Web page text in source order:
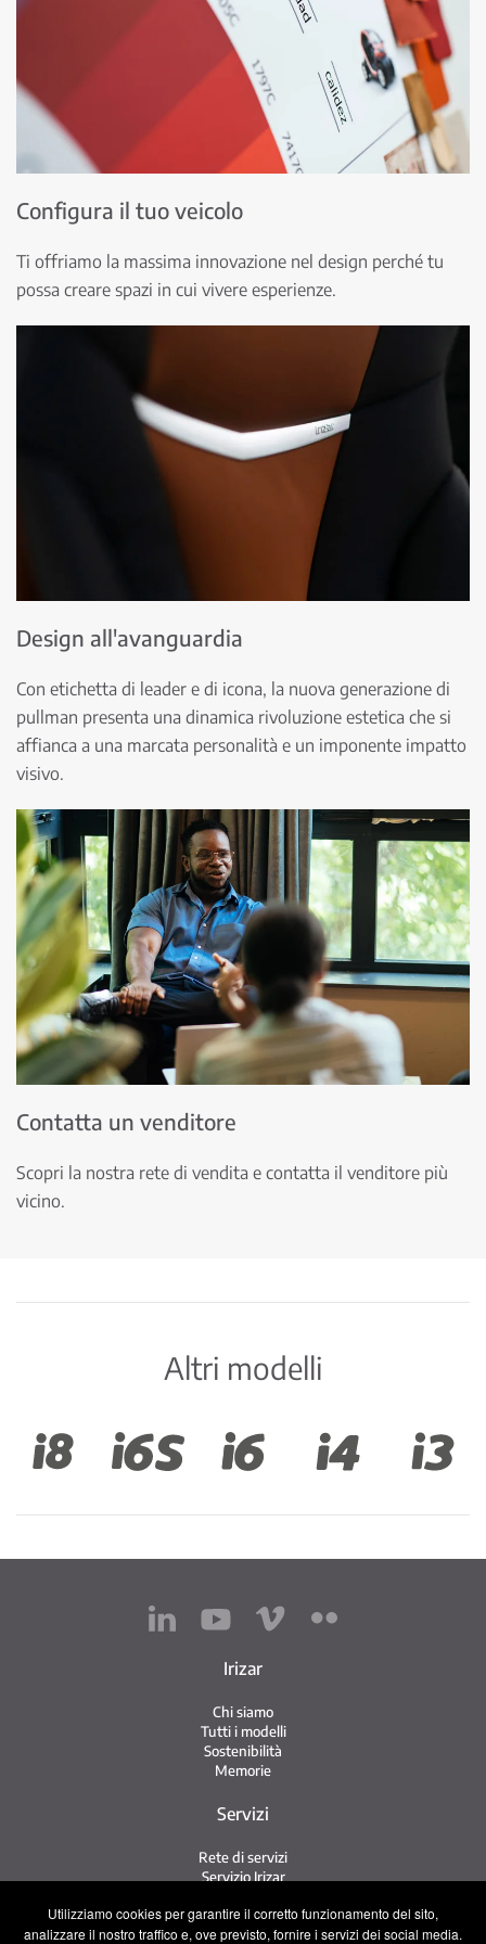
Utilizziamo cookies per garantire il corretto funzionamento del sito,
analizzare il nostro traffico e, ove previsto, fornire i servizi dei social media.
Configura il tuo veicolo
Ti offriamo la massima innovazione nel design perché tu
possa creare spazi in cui vivere esperienze.
Design all'avanguardia
Con etichetta di leader e di icona, la nuova generazione di
pullman presenta una dinamica rivoluzione estetica che si
affianca a una marcata personalità e un imponente impatto
visivo.
Contatta un venditore
Scopri la nostra rete di vendita e contatta il venditore più
vicino.
Altri modelli
Irizar
Chi siamo
Tutti i modelli
Sostenibilità
Memorie
Servizi
Rete di servizi
Servizio Irizar
Usati